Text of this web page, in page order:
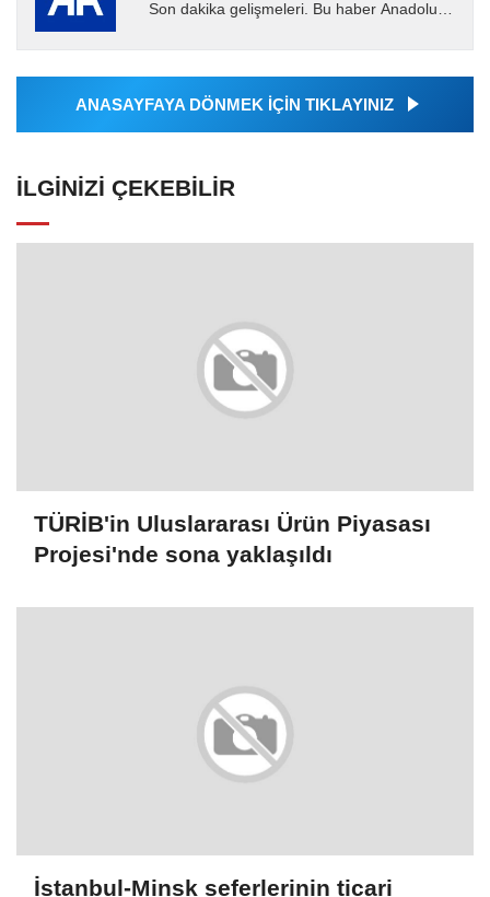
Son dakika gelişmeleri. Bu haber Anadolu
Ajansı tarafından...
ANASAYFAYA DÖNMEK İÇİN TIKLAYINIZ
İLGINIZI ÇEKEBILIR
TÜRİB'in Uluslararası Ürün Piyasası
Projesi'nde sona yaklaşıldı
İstanbul-Minsk seferlerinin ticari